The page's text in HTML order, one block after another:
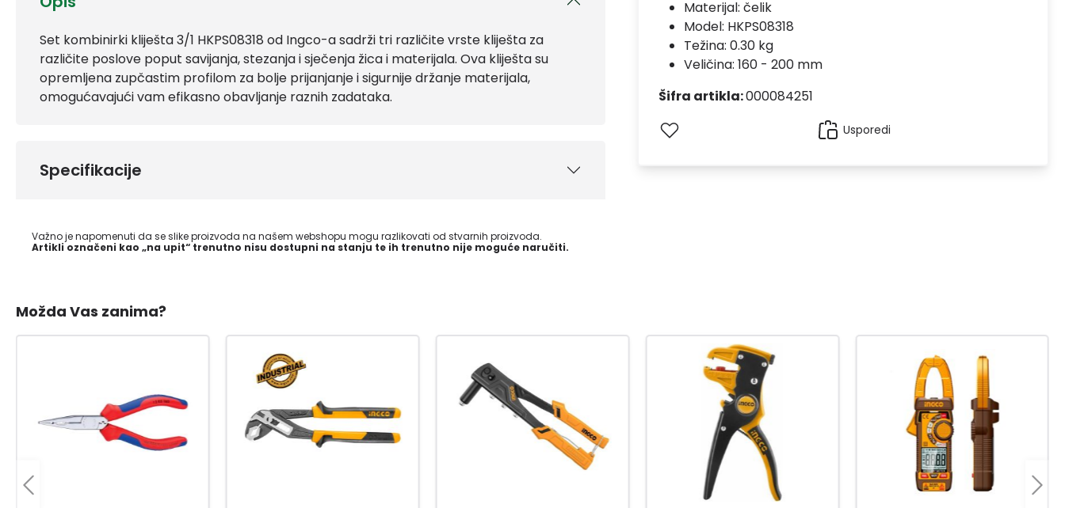
Set kombinirki kliješta 3/1 HKPS08318 od Ingco-a sadrži tri različite vrste kliješta za
različite poslove poput savijanja, stezanja i sječenja žica i materijala. Ova kliješta su
opremljena zupčastim profilom za bolje prijanjanje i sigurnije držanje materijala,
omogućavajući vam efikasno obavljanje raznih zadataka.
Specifikacije
Važno je napomenuti da se slike proizvoda na našem webshopu mogu razlikovati od stvarnih proizvoda.
Artikli označeni kao „na upit“ trenutno nisu dostupni na stanju te ih trenutno nije moguće naručiti.
Materijal: čelik
Model: HKPS08318
Težina: 0.30 kg
Veličina: 160 - 200 mm
Šifra artikla:000084251
Usporedi
Možda Vas zanima?